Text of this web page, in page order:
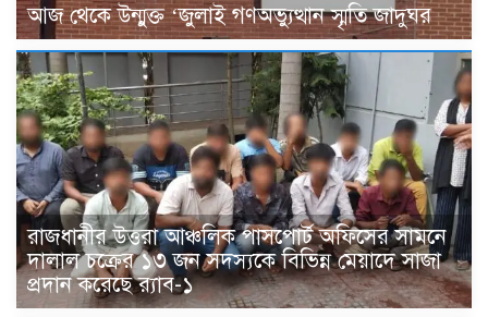
আজ থেকে উন্মুক্ত ‘জুলাই গণঅভ্যুত্থান স্মৃতি জাদুঘর
রাজধানীর উত্তরা আঞ্চলিক পাসপোর্ট অফিসের সামনে
দালাল চক্রের ১৩ জন সদস্যকে বিভিন্ন মেয়াদে সাজা
প্রদান করেছে র‌্যাব-১